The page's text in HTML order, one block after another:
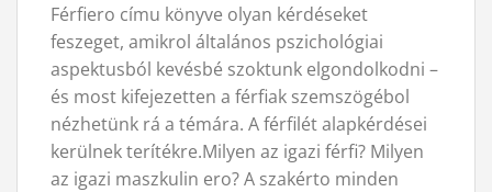
Férfiero címu könyve olyan kérdéseket
feszeget, amikrol általános pszichológiai
aspektusból kevésbé szoktunk elgondolkodni –
és most kifejezetten a férfiak szemszögébol
nézhetünk rá a témára. A férfilét alapkérdései
kerülnek terítékre.Milyen az igazi férfi? Milyen
az igazi maszkulin ero? A szakérto minden